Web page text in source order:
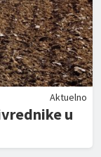
Aktuelno
u